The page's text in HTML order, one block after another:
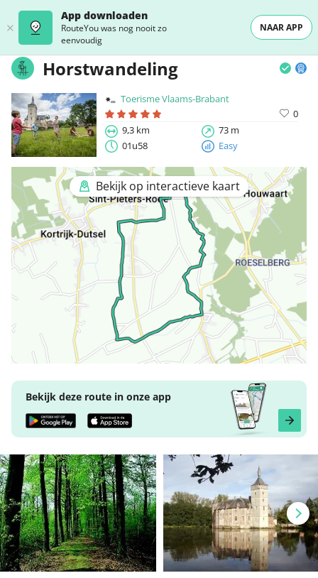
App downloaden
RouteYou was nog nooit zo
eenvoudig
NAAR APP
Horstwandeling
Toerisme Vlaams-Brabant
0
9,3 km
73 m
01u58
Easy
Bekijk op interactieve kaart
Bekijk deze route in onze app